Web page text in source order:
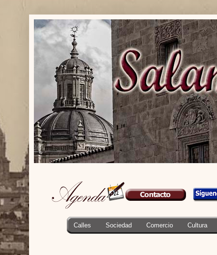
Calles Sociedad Comercio Cultura